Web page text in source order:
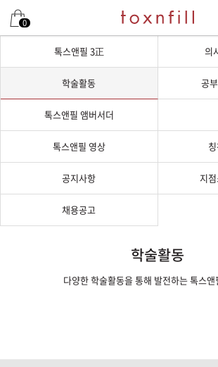
0
톡스앤필 3正 의
학술활동 공
톡스앤필 앰버서더
톡스앤필 영상
공지사항 지
채용공고
학술활동
다양한 학술활동을 통해 발전하는 톡스